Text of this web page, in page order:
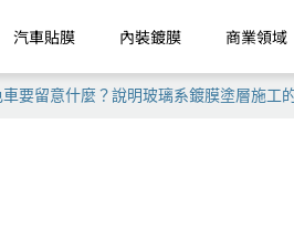
汽車貼膜 內裝鍍膜 商業領域
車要留意什麼？說明玻璃系鍍膜塗層施工